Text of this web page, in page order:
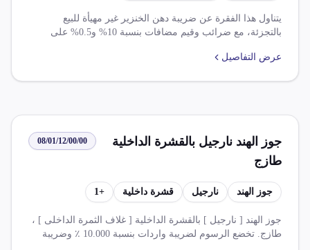
يتناول هذا الفقرة عن ضريبة دهن الخنزير غير مهيأة للبيع
بالتجزئة، مع ضرائب وقيم مضافات بنسبة 10% و0.5% على
عرض التفاصيل
جوز الهند نارجيل بالقشرة الداخلية
طازج
08/01/12/00/00
جوز الهند نارجيل قشرة داخلية +
1
جوز الهند [ نارجيل ] بالقشرة الداخلية [ غلاف الثمرة الداخلى ] ،
طازج. تخضع الرسوم لضريبة واردات بنسبة 10.000 ٪ وضريبة